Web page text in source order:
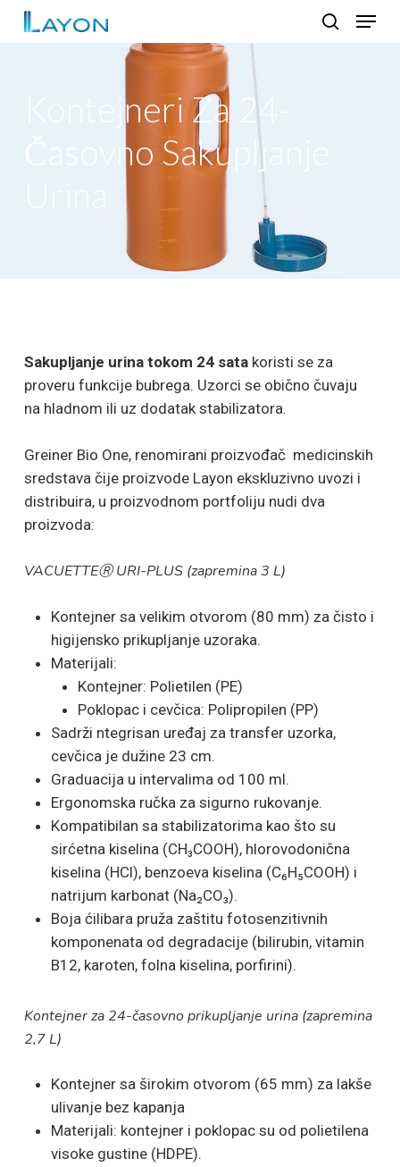
Skip
Menu
Kontejneri Za 24-
Časovno Sakupljanje
Sakupljanje urina tokom 24 satakoristi se za
proveru funkcije bubrega. Uzorci se obično čuvaju
na hladnom ili uz dodatak stabilizatora.
Greiner Bio One, renomirani proizvođač medicinskih
sredstava čije proizvode Layon ekskluzivno uvozi i
distribuira, u proizvodnom portfoliju nudi dva
proizvoda:
VACUETTEⓇ URI-PLUS (zapremina 3 L)
Kontejner sa velikim otvorom (80 mm) za čisto i
higijensko prikupljanje uzoraka.
Materijali:
Kontejner: Polietilen (PE)
Poklopac i cevčica: Polipropilen (PP)
Sadrži ntegrisan uređaj za transfer uzorka,
cevčica je dužine 23 cm.
Graduacija u intervalima od 100 ml.
Ergonomska ručka za sigurno rukovanje.
Kompatibilan sa stabilizatorima kao što su
sirćetna kiselina (CH₃COOH), hlorovodonična
kiselina (HCl), benzoeva kiselina (C₆H₅COOH) i
natrijum karbonat (Na₂CO₃).
Boja ćilibara pruža zaštitu fotosenzitivnih
komponenata od degradacije (bilirubin, vitamin
B12, karoten, folna kiselina, porfirini).
Kontejner za 24-časovno prikupljanje urina (zapremina
2,7 L)
Kontejner sa širokim otvorom (65 mm) za lakše
ulivanje bez kapanja
Materijali: kontejner i poklopac su od polietilena
visoke gustine (HDPE).